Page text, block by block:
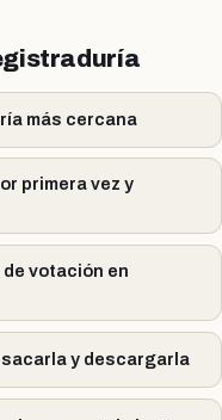
más cercana
primera vez y
votación en
sacarla y descargarla